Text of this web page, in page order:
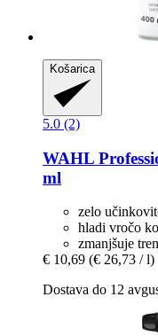
Košarica
5.0 (2)
WAHL
ml
zelo
hladi vročo
zmanjšuje
€ 10,69 (€ 26,73 / l)
Dostava do 12